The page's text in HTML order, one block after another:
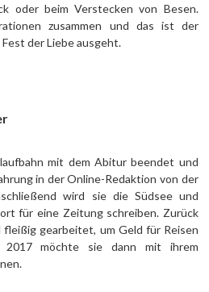
oder beim Verstecken von Besen.
zusammen und das ist der
der Liebe ausgeht.
mit dem Abitur beendet und
in der Online-Redaktion von der
wird sie die Südsee und
für eine Zeitung schreiben. Zurück
gearbeitet, um Geld für Reisen
2017 möchte sie dann mit ihrem